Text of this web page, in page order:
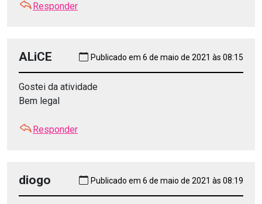
Responder
ALiCE Publicado em 6 de maio de 2021 às 08:15
Gostei da atividade
Bem legal
Responder
diogo Publicado em 6 de maio de 2021 às 08:19